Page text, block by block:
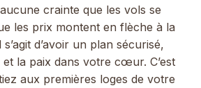
crainte que les vols se
les prix montent en flèche à la
d’avoir un plan sécurisé,
la paix dans votre cœur. C’est
aux premières loges de votre